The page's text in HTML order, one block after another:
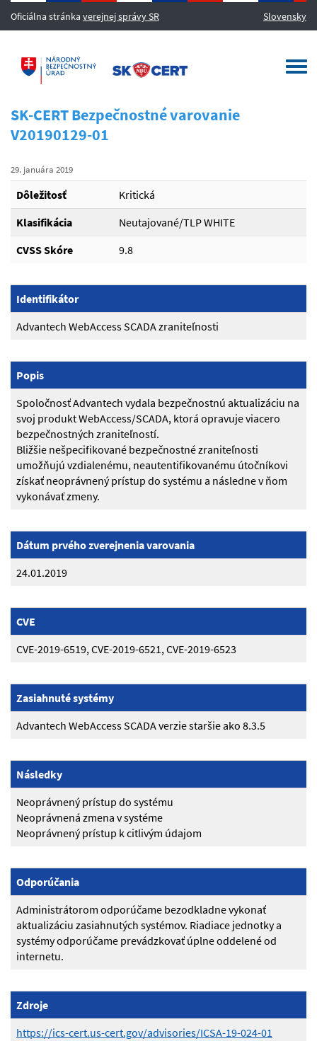
Oficiálna stránka verejnej správy SR Slovensky
SK-CERT Bezpečnostné varovanie
V20190129-01
29. januára 2019
Dôležitosť
Kritická
Klasifikácia
Neutajované/TLP WHITE
CVSS Skóre
9.8
Identifikátor
Advantech WebAccess SCADA zraniteľnosti
Popis
Spoločnosť Advantech vydala bezpečnostnú aktualizáciu na
svoj produkt WebAccess/SCADA, ktorá opravuje viacero
bezpečnostných zraniteľností.
Bližšie nešpecifikované bezpečnostné zraniteľnosti
umožňujú vzdialenému, neautentifikovanému útočníkovi
získať neoprávnený prístup do systému a následne v ňom
vykonávať zmeny.
Dátum prvého zverejnenia varovania
24.01.2019
CVE
CVE-2019-6519, CVE-2019-6521, CVE-2019-6523
Zasiahnuté systémy
Advantech WebAccess SCADA verzie staršie ako 8.3.5
Následky
Neoprávnený prístup do systému
Neoprávnená zmena v systéme
Neoprávnený prístup k citlivým údajom
Odporúčania
Administrátorom odporúčame bezodkladne vykonať
aktualizáciu zasiahnutých systémov. Riadiace jednotky a
systémy odporúčame prevádzkovať úplne oddelené od
internetu.
Zdroje
https://ics-cert.us-cert.gov/advisories/ICSA-19-024-01